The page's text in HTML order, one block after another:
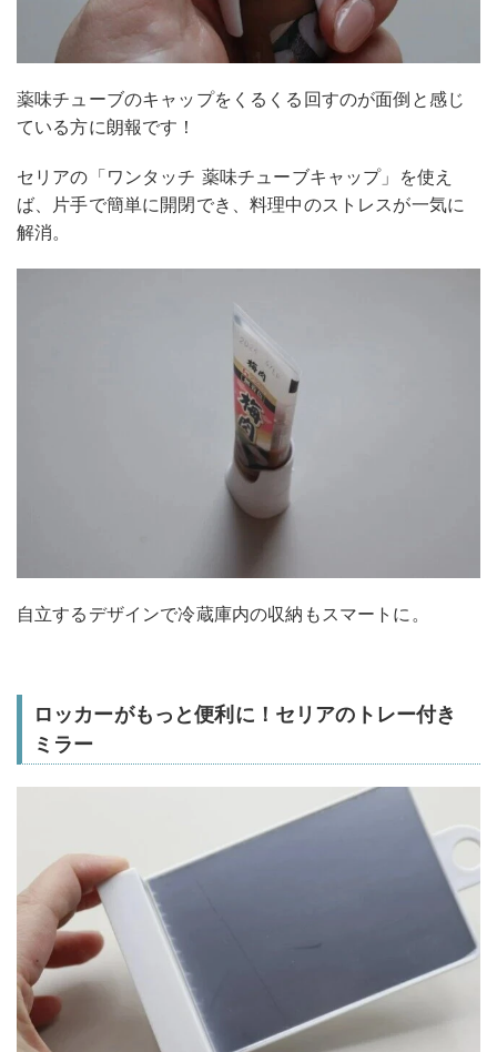
薬味チューブのキャップをくるくる回すのが面倒と感じ
ている方に朗報です！
セリアの「ワンタッチ 薬味チューブキャップ」を使え
ば、片手で簡単に開閉でき、料理中のストレスが一気に
解消。
自立するデザインで冷蔵庫内の収納もスマートに。
ロッカーがもっと便利に！セリアのトレー付き
ミラー